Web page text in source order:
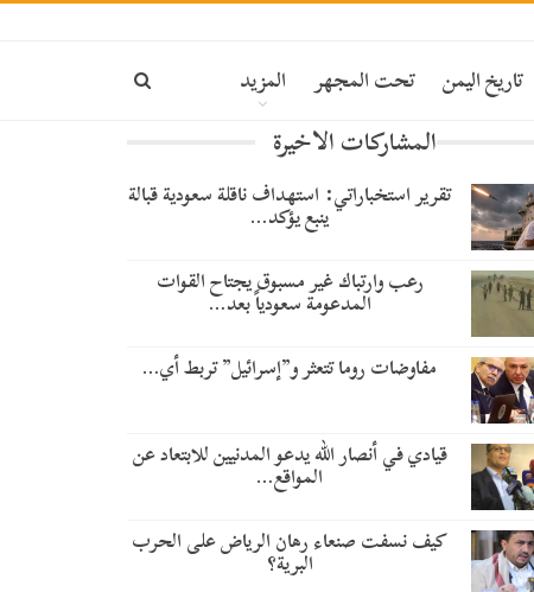
تاريخ اليمن تحت المجهر المزيد
المشاركات الاخيرة
تقرير استخباراتي: استهداف ناقلة سعودية قبالة
ينبع يؤكد…
رعب وارتباك غير مسبوق يجتاح القوات
المدعومة سعودياً بعد…
مفاوضات روما تتعثر و”إسرائيل” تربط أي…
قيادي في أنصار الله يدعو المدنيين للابتعاد عن
المواقع…
كيف نسفت صنعاء رهان الرياض على الحرب
البرية؟